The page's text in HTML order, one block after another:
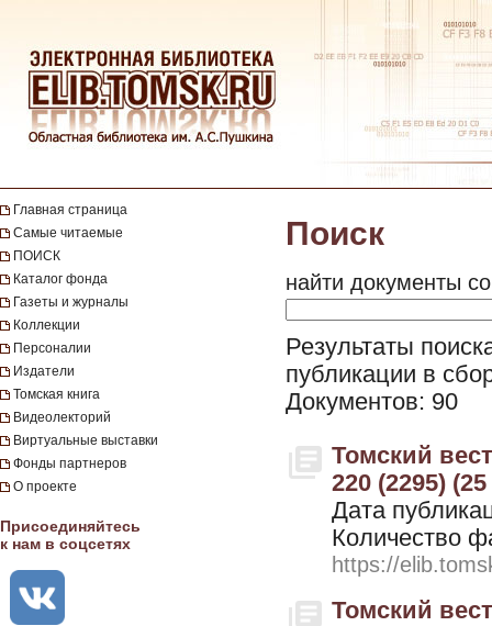
Главная страница
Самые читаемые
ПОИСК
Каталог фонда
Газеты и журналы
Коллекции
Персоналии
Издатели
Томская книга
Видеолекторий
Виртуальные выставки
Фонды партнеров
О проекте
Присоединяйтесь
к нам в соцсетях
Поиск
найти документы
Результаты
публикации в
Документов: 90
Томский
220 (2295)
Дата
Количество
https://
Томский